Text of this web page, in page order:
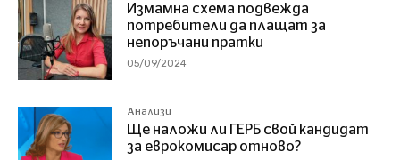
Измамна схема подвежда
потребители да плащат за
непоръчани пратки
05/09/2024
Анализи
Ще наложи ли ГЕРБ свой кандидат
за еврокомисар отново?